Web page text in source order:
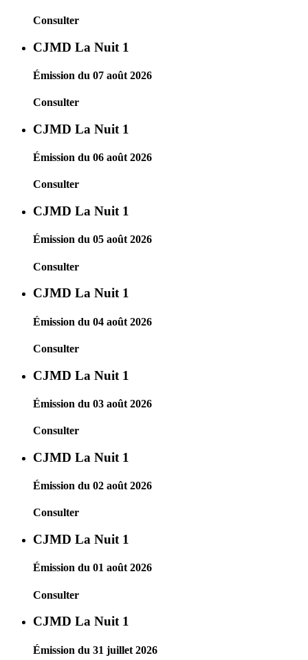
Consulter
CJMD La Nuit 1
Émission du 07 août 2026
Consulter
CJMD La Nuit 1
Émission du 06 août 2026
Consulter
CJMD La Nuit 1
Émission du 05 août 2026
Consulter
CJMD La Nuit 1
Émission du 04 août 2026
Consulter
CJMD La Nuit 1
Émission du 03 août 2026
Consulter
CJMD La Nuit 1
Émission du 02 août 2026
Consulter
CJMD La Nuit 1
Émission du 01 août 2026
Consulter
CJMD La Nuit 1
Émission du 31 juillet 2026